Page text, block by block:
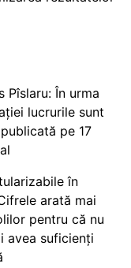
Pîslaru: În urma
lucrurile sunt
pe 17
în
arată mai
pentru că nu
avea suficienți